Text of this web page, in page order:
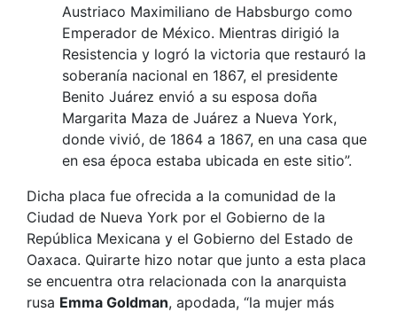
Austriaco Maximiliano de Habsburgo como
Emperador de México. Mientras dirigió la
Resistencia y logró la victoria que restauró la
soberanía nacional en 1867, el presidente
Benito Juárez envió a su esposa doña
Margarita Maza de Juárez a Nueva York,
donde vivió, de 1864 a 1867, en una casa que
en esa época estaba ubicada en este sitio”.
Dicha placa fue ofrecida a la comunidad de la
Ciudad de Nueva York por el Gobierno de la
República Mexicana y el Gobierno del Estado de
Oaxaca. Quirarte hizo notar que junto a esta placa
se encuentra otra relacionada con la anarquista
rusa Emma Goldman, apodada, “la mujer más